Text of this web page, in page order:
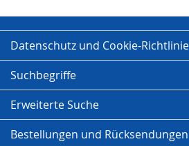
Datenschutz und Cookie-
Suchbegriffe
Erweiterte Suche
Bestellungen und Rücksendungen